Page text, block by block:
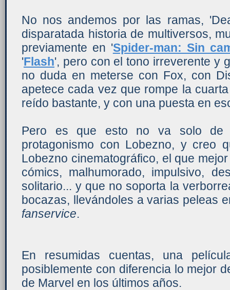
No nos andemos por las ramas,
disparatada historia de multiversos,
previamente en 'Spider-man: Sin
'Flash', pero con el tono irreverente y
no duda en meterse con Fox, con
apetece cada vez que rompe la
reído bastante, y con una puesta en
Pero es que esto no va solo de
protagonismo con Lobezno, y creo
Lobezno cinematográfico, el que
cómics, malhumorado, impulsivo,
solitario... y que no soporta la
bocazas, llevándoles a varias peleas
fanservice.
En resumidas cuentas, una
posiblemente con diferencia lo mejor
de Marvel en los últimos años.